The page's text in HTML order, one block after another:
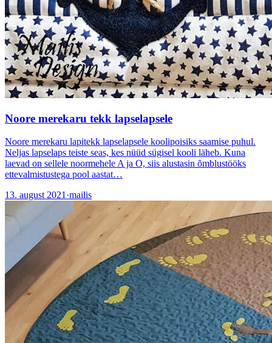
Noore merekaru tekk lapselapsele
Noore merekaru lapitekk lapselapsele koolipoisiks saamise puhul.
Neljas lapselaps teiste seas, kes nüüd sügisel kooli läheb. Kuna
laevad on sellele noormehele A ja O, siis alustasin õmblustööks
ettevalmistustega pool aastat…
13. august 2021·mailis